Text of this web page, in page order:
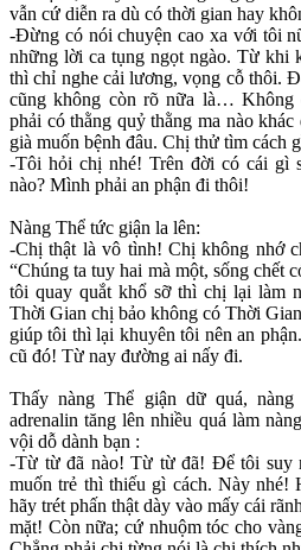
vẫn cứ diễn ra dù có thời gian hay
-Đừng có nói chuyện cao xa với tôi
những lời ca tụng ngọt ngào. Từ khi
thì chỉ nghe cải lương, vọng cỗ thôi.
cũng không còn rõ nữa là… Không
phải có thằng quỷ thằng ma nào
già muốn bệnh đâu. Chị thử tìm cách
-Tôi hỏi chị nhé! Trên đời có cái gì
nào? Mình phải an phận đi thôi!
Nàng Thể tức giận la lên:
-Chị thật là vô tình! Chị không nhớ
“Chúng ta tuy hai mà một, sống chết
tôi quay quắt khổ sỡ thì chị lại làm
Thời Gian chị bảo không có Thời
giúp tôi thì lại khuyên tôi nên an
cũ đó! Từ nay đường ai nấy đi.
Thấy nàng Thể giận dữ quá,
adrenalin tăng lên nhiều quá làm
vội dỗ dành bạn :
-Từ từ đã nào! Từ từ đã! Để tôi suy
muốn trẻ thì thiếu gì cách. Này nhé!
hãy trét phấn thật dày vào mấy cái
mặt! Còn nữa; cứ nhuộm tóc cho